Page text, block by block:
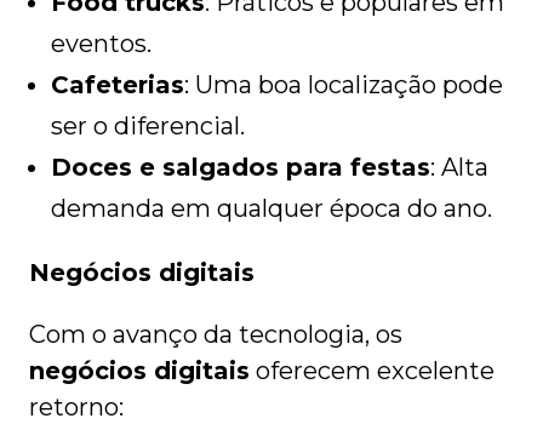
eventos.
Cafeterias: Uma boa localização pode
ser o diferencial.
Doces e salgados para festas: Alta
demanda em qualquer época do ano.
Negócios digitais
Com o avanço da tecnologia, os
negócios digitais oferecem excelente
retorno: